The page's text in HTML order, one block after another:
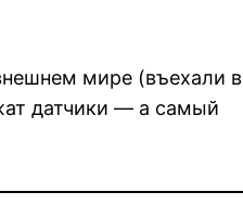
мире (въехали в
датчики — а самый